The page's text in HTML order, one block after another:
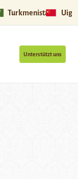
Turkmenistan
Unterstützt uns